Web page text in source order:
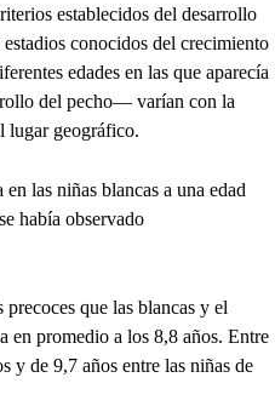
establecidos del desarrollo
conocidos del crecimiento
edades en las que aparecía
del pecho— varían con la
lugar geográfico.
las niñas blancas a una edad
había observado
que las blancas y el
en promedio a los 8,8 años. Entre
y de 9,7 años entre las niñas de